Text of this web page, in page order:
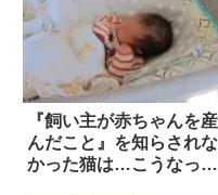
『飼い主が赤ちゃんを産
んだこと』を知らされな
かった猫は…こうなって